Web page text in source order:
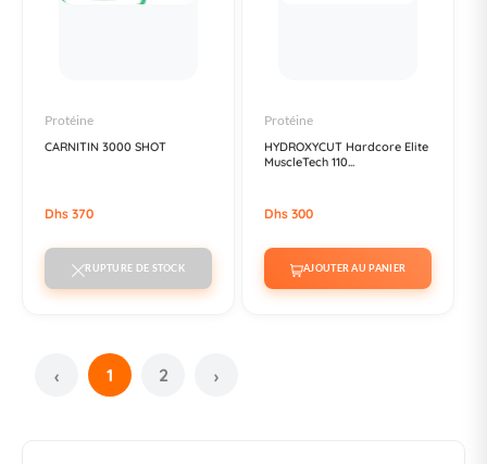
Protéine
CARNITIN 3000 SHOT
Dhs 370
RUPTURE DE STOCK
Protéine
HYDROXYCUT Hardcore Elite
MuscleTech 110...
Dhs 300
AJOUTER AU PANIER
‹ 1 2 ›